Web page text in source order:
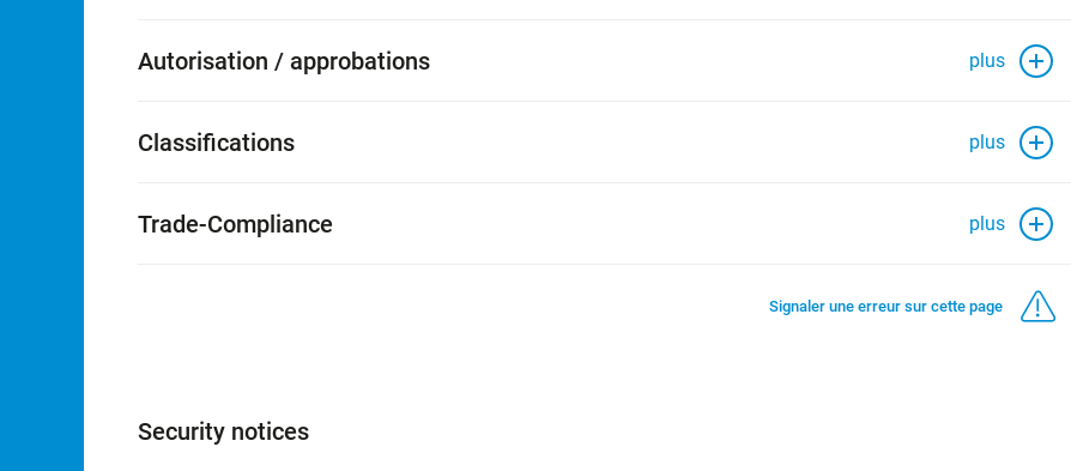
Autorisation / approbations plus
Classifications plus
Trade-Compliance plus
Signaler une erreur sur cette page
Security notices